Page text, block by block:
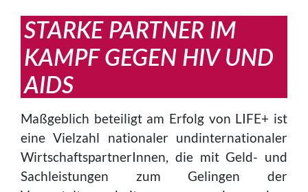
STARKE PARTNER IM
KAMPF GEGEN HIV UND
AIDS
Maßgeblich beteiligt am Erfolg von LIFE+ ist
eine Vielzahl nationaler undinternationaler
WirtschaftspartnerInnen, die mit Geld- und
Sachleistungen zum Gelingen der